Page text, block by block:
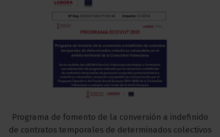
Programa de fomento de la conversión a indefinido
de contratos temporales de determinados colectivos